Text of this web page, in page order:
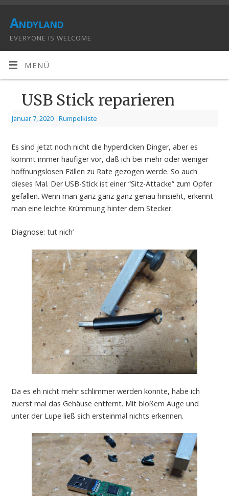
Andyland
EVERYONE IS WELCOME
MENÜ
USB Stick reparieren
Januar 7, 2020 |Rumpelkiste
Es sind jetzt noch nicht die hyperdicken Dinger, aber es
kommt immer häufiger vor, daß ich bei mehr oder weniger
hoffnungslosen Fällen zu Rate gezogen werde. So auch
dieses Mal. Der USB-Stick ist einer “Sitz-Attacke” zum Opfer
gefallen. Wenn man ganz ganz ganz genau hinsieht, erkennt
man eine leichte Krümmung hinter dem Stecker.
Diagnose: tut nich’
Da es eh nicht mehr schlimmer werden konnte, habe ich
zuerst mal das Gehäuse entfernt. Mit bloßem Auge und
unter der Lupe ließ sich ersteinmal nichts erkennen.